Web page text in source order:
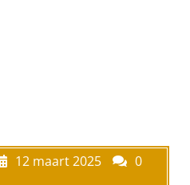
12 maart 2025
0